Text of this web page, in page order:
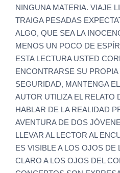
NINGUNA MATERIA. VIAJE
TRAIGA PESADAS
ALGO, QUE SEA LA
MENOS UN POCO DE
ESTA LECTURA USTED
ENCONTRARSE SU
SEGURIDAD, MANTENGA
AUTOR UTILIZA EL RELATO
HABLAR DE LA REALIDAD
AVENTURA DE DOS
LLEVAR AL LECTOR AL
ES VISIBLE A LOS OJOS DE
CLARO A LOS OJOS DEL